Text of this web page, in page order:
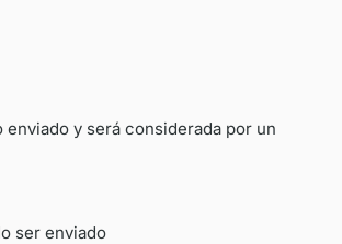
enviado y será considerada por un
ser enviado